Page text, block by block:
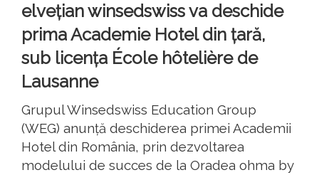
elvețian winsedswiss va deschide
prima Academie Hotel din țară,
sub licența École hôtelière de
Lausanne
Grupul Winsedswiss Education Group
(WEG) anunță deschiderea primei Academii
Hotel din România, prin dezvoltarea
modelului de succes de la Oradea ohma by